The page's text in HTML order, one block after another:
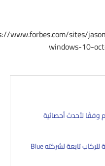
www.forbes.com/sites/
windows-10-
وفقًا لأحدث أحصائية
جيف بيزوس في أول رحلة فضائية للركاب تابعة لشركته Blue